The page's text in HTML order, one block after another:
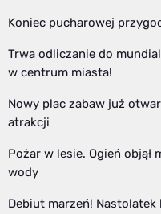
Koniec pucharowej
Trwa odliczanie do
w centrum miasta!
Nowy plac zabaw już
atrakcji
Pożar w lesie. Ogień
wody
Debiut marzeń!